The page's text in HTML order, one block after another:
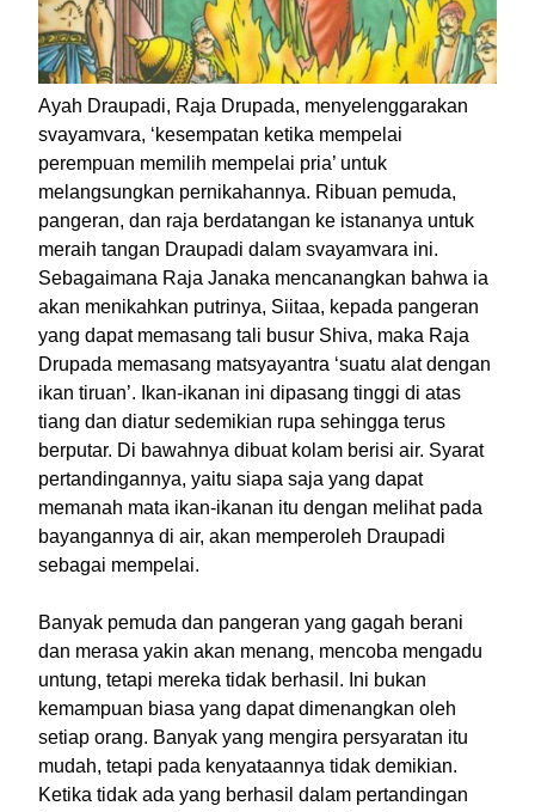
Ayah Draupadi, Raja Drupada, menyelenggarakan
svayamvara, ‘kesempatan ketika mempelai
perempuan memilih mempelai pria’ untuk
melangsungkan pernikahannya. Ribuan pemuda,
pangeran, dan raja berdatangan ke istananya untuk
meraih tangan Draupadi dalam svayamvara ini.
Sebagaimana Raja Janaka mencanangkan bahwa ia
akan menikahkan putrinya, Siitaa, kepada pangeran
yang dapat memasang tali busur Shiva, maka Raja
Drupada memasang matsyayantra ‘suatu alat dengan
ikan tiruan’. Ikan-ikanan ini dipasang tinggi di atas
tiang dan diatur sedemikian rupa sehingga terus
berputar. Di bawahnya dibuat kolam berisi air. Syarat
pertandingannya, yaitu siapa saja yang dapat
memanah mata ikan-ikanan itu dengan melihat pada
bayangannya di air, akan memperoleh Draupadi
sebagai mempelai.
Banyak pemuda dan pangeran yang gagah berani
dan merasa yakin akan menang, mencoba mengadu
untung, tetapi mereka tidak berhasil. Ini bukan
kemampuan biasa yang dapat dimenangkan oleh
setiap orang. Banyak yang mengira persyaratan itu
mudah, tetapi pada kenyataannya tidak demikian.
Ketika tidak ada yang berhasil dalam pertandingan